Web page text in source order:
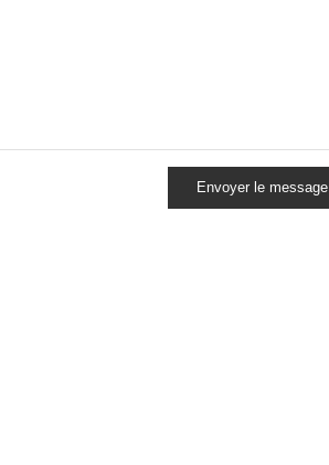
Envoyer le message